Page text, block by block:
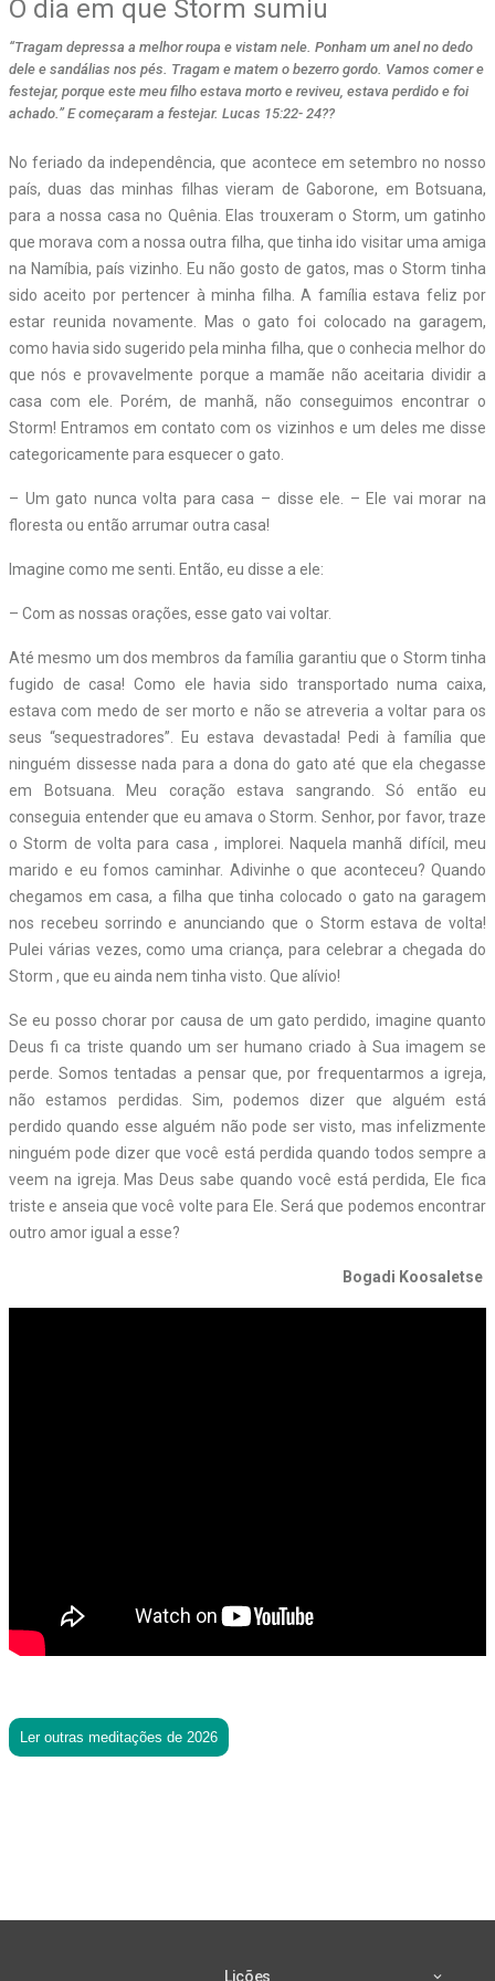
O dia em que Storm sumiu
“Tragam depressa a melhor roupa e vistam nele. Ponham um anel no dedo
dele e sandálias nos pés. Tragam e matem o bezerro gordo. Vamos comer e
festejar, porque este meu filho estava morto e reviveu, estava perdido e foi
achado.” E começaram a festejar. Lucas 15:22- 24??
No feriado da independência, que acontece em setembro no nosso
país, duas das minhas filhas vieram de Gaborone, em Botsuana,
para a nossa casa no Quênia. Elas trouxeram o Storm, um gatinho
que morava com a nossa outra filha, que tinha ido visitar uma amiga
na Namíbia, país vizinho. Eu não gosto de gatos, mas o Storm tinha
sido aceito por pertencer à minha filha. A família estava feliz por
estar reunida novamente. Mas o gato foi colocado na garagem,
como havia sido sugerido pela minha filha, que o conhecia melhor do
que nós e provavelmente porque a mamãe não aceitaria dividir a
casa com ele. Porém, de manhã, não conseguimos encontrar o
Storm! Entramos em contato com os vizinhos e um deles me disse
categoricamente para esquecer o gato.
– Um gato nunca volta para casa – disse ele. – Ele vai morar na
floresta ou então arrumar outra casa!
Imagine como me senti. Então, eu disse a ele:
– Com as nossas orações, esse gato vai voltar.
Até mesmo um dos membros da família garantiu que o Storm tinha
fugido de casa! Como ele havia sido transportado numa caixa,
estava com medo de ser morto e não se atreveria a voltar para os
seus “sequestradores”. Eu estava devastada! Pedi à família que
ninguém dissesse nada para a dona do gato até que ela chegasse
em Botsuana. Meu coração estava sangrando. Só então eu
conseguia entender que eu amava o Storm. Senhor, por favor, traze
o Storm de volta para casa , implorei. Naquela manhã difícil, meu
marido e eu fomos caminhar. Adivinhe o que aconteceu? Quando
chegamos em casa, a filha que tinha colocado o gato na garagem
nos recebeu sorrindo e anunciando que o Storm estava de volta!
Pulei várias vezes, como uma criança, para celebrar a chegada do
Storm , que eu ainda nem tinha visto. Que alívio!
Se eu posso chorar por causa de um gato perdido, imagine quanto
Deus fi ca triste quando um ser humano criado à Sua imagem se
perde. Somos tentadas a pensar que, por frequentarmos a igreja,
não estamos perdidas. Sim, podemos dizer que alguém está
perdido quando esse alguém não pode ser visto, mas infelizmente
ninguém pode dizer que você está perdida quando todos sempre a
veem na igreja. Mas Deus sabe quando você está perdida, Ele fica
triste e anseia que você volte para Ele. Será que podemos encontrar
outro amor igual a esse?
Bogadi Koosaletse
Ler outras meditações de 2026
Lições